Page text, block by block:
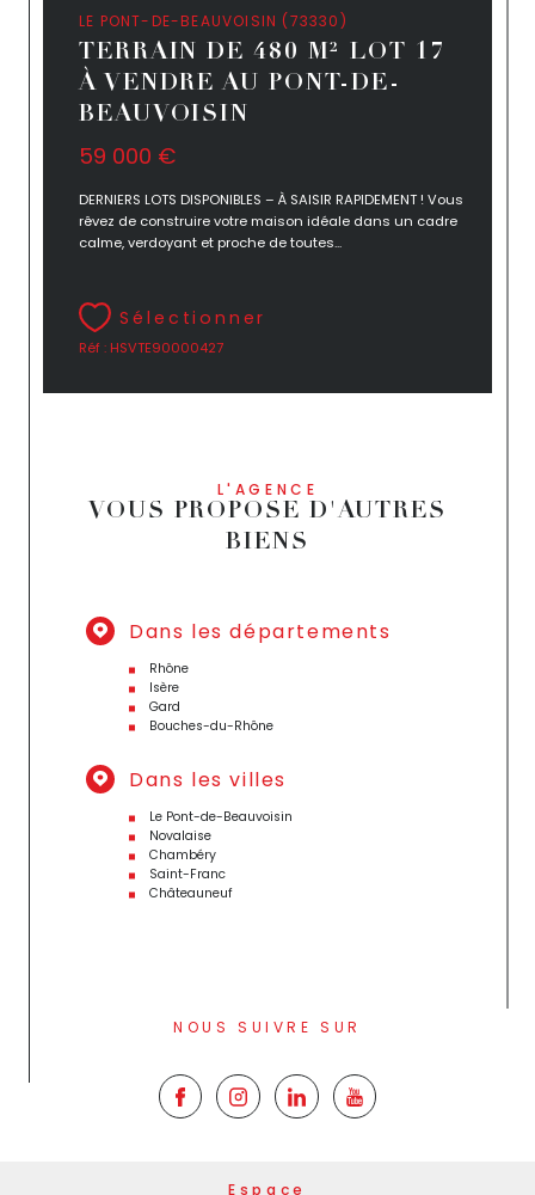
LE PONT-DE-BEAUVOISIN (73330)
TERRAIN DE 480 M² LOT 17
À VENDRE AU PONT-DE-
BEAUVOISIN
59 000 €
DERNIERS LOTS DISPONIBLES – À SAISIR RAPIDEMENT ! Vous
rêvez de construire votre maison idéale dans un cadre
calme, verdoyant et proche de toutes...
Sélectionner
Réf : HSVTE90000427
L'AGENCE
VOUS PROPOSE D'AUTRES
BIENS
Dans les départements
Rhône
Isère
Gard
Bouches-du-Rhône
Dans les villes
Le Pont-de-Beauvoisin
Novalaise
Chambéry
Saint-Franc
Châteauneuf
NOUS SUIVRE SUR
Espace